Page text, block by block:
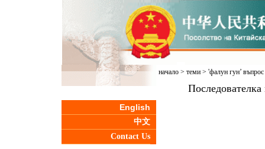
English
中文
Contact Us
начало> теми> 'фалун гун’ въпрос